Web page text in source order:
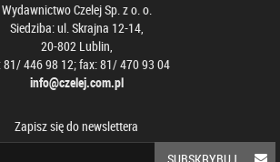
Wydawnictwo Czelej Sp. z o. o.
Siedziba: ul. Skrajna 12-14,
20-802 Lublin,
81/ 446 98 12; fax: 81/ 470 93 04
info@czelej.com.pl
Zapisz się do newslettera